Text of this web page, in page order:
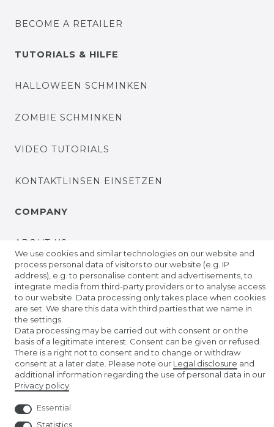
BECOME A RETAILER
TUTORIALS & HILFE
HALLOWEEN SCHMINKEN
ZOMBIE SCHMINKEN
VIDEO TUTORIALS
KONTAKTLINSEN EINSETZEN
COMPANY
ABOUT US
AMAZON STORE
NUREMBERG TOY FAIR
© Copyright 2026 | All rights reserved.
We use cookies and similar technologies on our website and
process personal data of visitors to our website (e.g. IP
address), e.g. to personalise content and advertisements, to
integrate media from third-party providers or to analyse access
to our website. Data processing only takes place when cookies
are set. We share this data with third parties that we name in
the settings.
Data processing may be carried out with consent or on the
basis of a legitimate interest. Consent can be given or refused.
There is a right not to consent and to change or withdraw
consent at a later date. Please note our Legal disclosure and
additional information regarding the use of personal data in our
Privacy policy
Essential
Statistics